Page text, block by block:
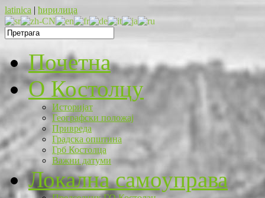
latinica | ћирилица
Почетна
O Костолцу
Историјат
Географски положај
Привреда
Градска општина
Грб Костолца
Важни датуми
Локална самоуправа